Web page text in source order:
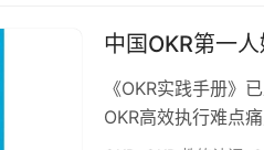
中国OKR第一
《OKR实践手册》
OKR高效执行难点